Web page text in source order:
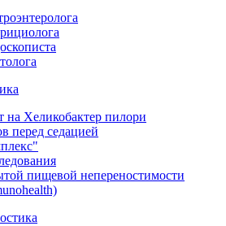
на Хеликобактер пилори
перед седацией
пищевой непереностимости